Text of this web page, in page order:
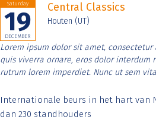
Saturday
19
DECEMBER
Central Classics
Houten (UT)
Lorem ipsum dolor sit amet,
quis viverra ornare, eros dolor interdum
rutrum lorem imperdiet. Nunc ut sem
Internationale beurs in het hart van
dan 230 standhouders